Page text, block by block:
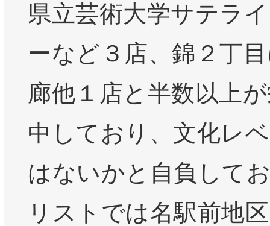
県立芸術大学サテラ
ーなど３店、錦２丁
廊他１店と半数以上
中しており、文化レ
はないかと自負して
リストでは名駅前地